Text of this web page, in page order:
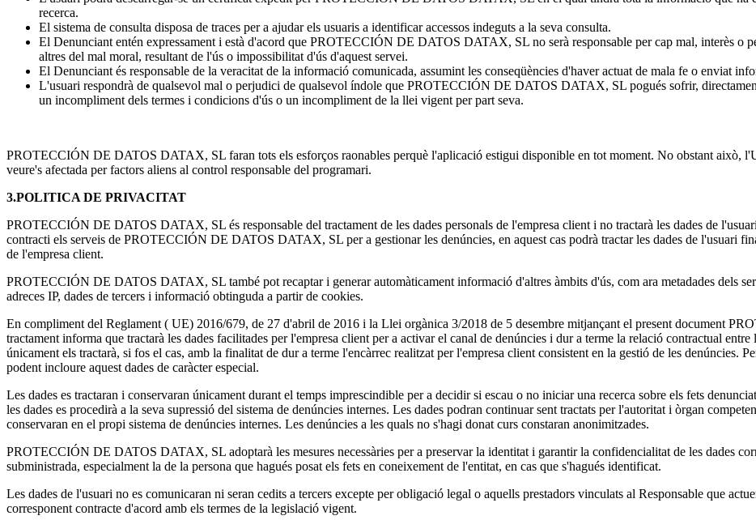
recerca.
El sistema de consulta disposa de traces per a ajudar els usuaris a identificar accessos indeguts a la seva consulta.
El Denunciant entén expressament i està d'acord que PROTECCIÓN DE DATOS DATAX, SL no serà responsable per cap mal, interès o
altres del mal moral, resultant de l'ús o impossibilitat d'ús d'aquest servei.
El Denunciant és responsable de la veracitat de la informació comunicada, assumint les conseqüències d'haver actuat de mala fe o enviat
L'usuari respondrà de qualsevol mal o perjudici de qualsevol índole que PROTECCIÓN DE DATOS DATAX, SL pogués sofrir,
un incompliment dels termes i condicions d'ús o un incompliment de la llei vigent per part seva.
PROTECCIÓN DE DATOS DATAX, SL faran tots els esforços raonables perquè l'aplicació estigui disponible en tot moment. No obstant això,
veure's afectada per factors aliens al control responsable del programari.
3.POLITICA DE PRIVACITAT
PROTECCIÓN DE DATOS DATAX, SL és responsable del tractament de les dades personals de l'empresa client i no tractarà les dades de
contracti els serveis de PROTECCIÓN DE DATOS DATAX, SL per a gestionar les denúncies, en aquest cas podrà tractar les dades de l'usuari
de l'empresa client.
PROTECCIÓN DE DATOS DATAX, SL també pot recaptar i generar automàticament informació d'altres àmbits d'ús, com ara metadades dels
adreces IP, dades de tercers i informació obtinguda a partir de cookies.
En compliment del Reglament ( UE) 2016/679, de 27 d'abril de 2016 i la Llei orgànica 3/2018 de 5 desembre mitjançant el present document
tractament informa que tractarà les dades facilitades per l'empresa client per a activar el canal de denúncies i dur a terme la relació contractual
únicament els tractarà, si fos el cas, amb la finalitat de dur a terme l'encàrrec realitzat per l'empresa client consistent en la gestió de les denúncies.
podent incloure aquest dades de caràcter especial.
Les dades es tractaran i conservaran únicament durant el temps imprescindible per a decidir si escau o no iniciar una recerca sobre els fets
les dades es procedirà a la seva supressió del sistema de denúncies internes. Les dades podran continuar sent tractats per l'autoritat i òrgan
conservaran en el propi sistema de denúncies internes. Les denúncies a les quals no s'hagi donat curs constaran anonimitzades.
PROTECCIÓN DE DATOS DATAX, SL adoptarà les mesures necessàries per a preservar la identitat i garantir la confidencialitat de les dades
subministrada, especialment la de la persona que hagués posat els fets en coneixement de l'entitat, en cas que s'hagués identificat.
Les dades de l'usuari no es comunicaran ni seran cedits a tercers excepte per obligació legal o aquells prestadors vinculats al Responsable que
corresponent contracte d'acord amb els termes de la legislació vigent.